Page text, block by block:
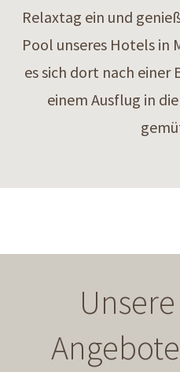
Relaxtag ein und
Pool unseres Hotels in
es sich dort nach einer
einem Ausflug in